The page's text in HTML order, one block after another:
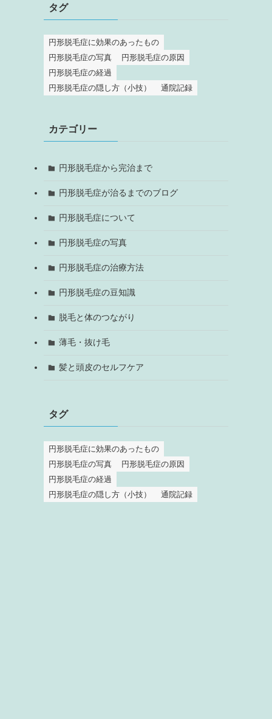
タグ
円形脱毛症に効果のあったもの
円形脱毛症の写真
円形脱毛症の原因
円形脱毛症の経過
円形脱毛症の隠し方（小技）
通院記録
カテゴリー
円形脱毛症から完治まで
円形脱毛症が治るまでのブログ
円形脱毛症について
円形脱毛症の写真
円形脱毛症の治療方法
円形脱毛症の豆知識
脱毛と体のつながり
薄毛・抜け毛
髪と頭皮のセルフケア
タグ
円形脱毛症に効果のあったもの
円形脱毛症の写真
円形脱毛症の原因
円形脱毛症の経過
円形脱毛症の隠し方（小技）
通院記録